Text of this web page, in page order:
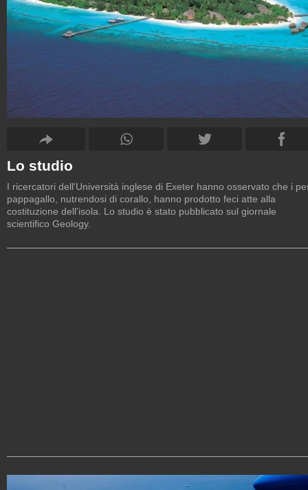
Lo studio
I ricercatori dell'Università inglese di Exeter hanno osservato che i
pappagallo, nutrendosi di corallo, hanno prodotto feci atte alla
costituzione dell'isola. Lo studio è stato pubblicato sul giornale
scientifico Geology.